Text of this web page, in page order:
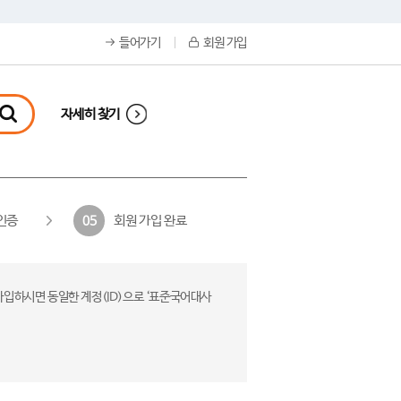
들어가기 회원 가입
자세히 찾기
증 05 회원 가입 완료
하시면 동일한 계정(ID)으로 ‘표준국어대사